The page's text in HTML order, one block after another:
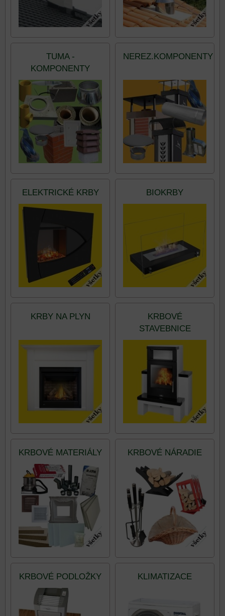
TUMA -
KOMPONENTY
NEREZ.KOMPONENTY
ELEKTRICKÉ KRBY BIOKRBY
KRBY NA PLYN
KRBOVÉ
STAVEBNICE
KRBOVÉ MATERIÁLY KRBOVÉ NÁRADIE
KRBOVÉ PODLOŽKY KLIMATIZACE